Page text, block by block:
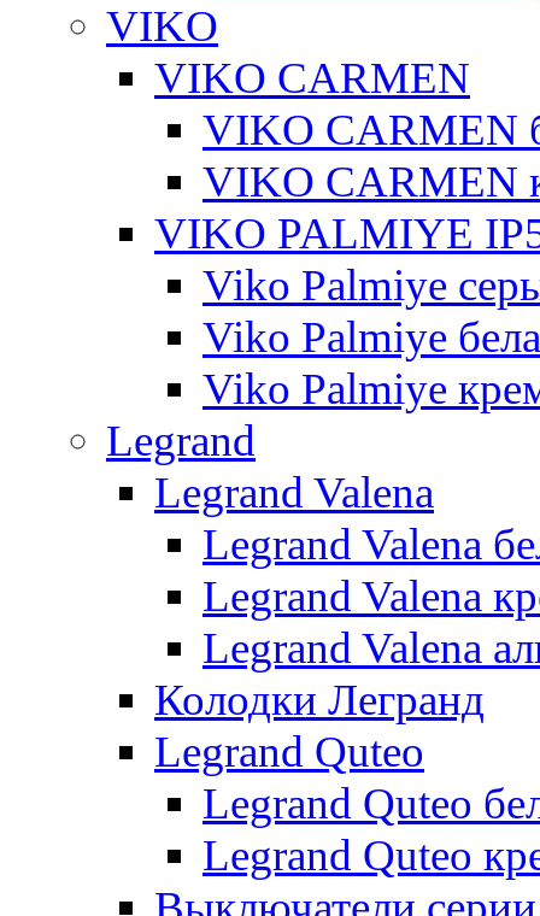
VIKO
VIKO CARMEN
VIKO CARMEN
VIKO CARMEN
VIKO PALMIYE
Viko Palmiye
Viko Palmiye
Viko Palmiye
Legrand
Legrand Valena
Legrand Valena
Legrand Valena
Legrand Valena
Колодки Легранд
Legrand Quteo
Legrand Quteo
Legrand Quteo